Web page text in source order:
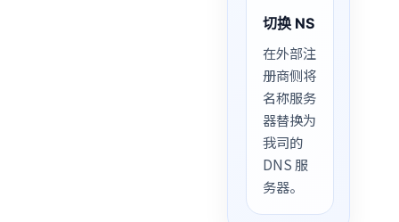
切换 NS
在外部注
册商侧将
名称服务
器替换为
我司的
DNS 服
务器。